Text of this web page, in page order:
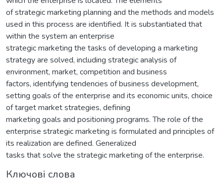
of strategic marketing planning and the methods and models
used in this process are identified. It is substantiated that
within the system an enterprise
strategic marketing the tasks of developing a marketing
strategy are solved, including strategic analysis of
environment, market, competition and business
factors, identifying tendencies of business development,
setting goals of the enterprise and its economic units, choice
of target market strategies, defining
marketing goals and positioning programs. The role of the
enterprise strategic marketing is formulated and principles of
its realization are defined. Generalized
tasks that solve the strategic marketing of the enterprise.
Ключові слова